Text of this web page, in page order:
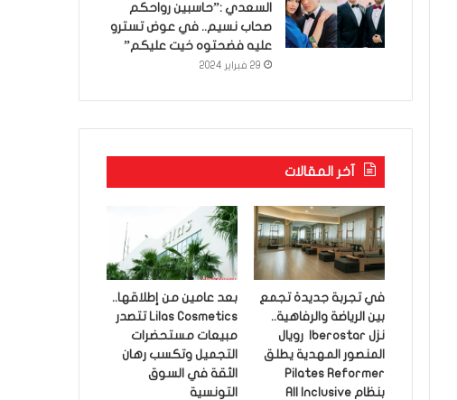
السعدي :”حاسبين رواحكم
صحاب نسيم.. في عوض تسترو
عليه فضحتوه خيت عليكم”
29 فبراير 2024
آخر المقالات
في تجربة جديدة تجمع
بين الرياضة والرفاهية..
نزل Iberostar رويال
المنصور المهدية يطلق
Pilates Reformer
بنظام All Inclusive
بعد عامين من إطلاقها..
Lilas Cosmetics تتصدر
مبيعات مستحضرات
التجميل وتكسب رهان
الثقة في السوق
التونسية